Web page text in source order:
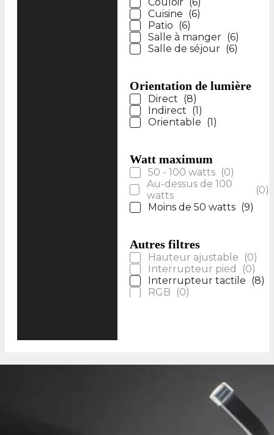
Cuisine (6)
Patio (6)
Salle à manger (6)
Salle de séjour (6)
Orientation de lumière
Direct (8)
Indirect (1)
Orientable (1)
Watt maximum
50 - 100 watts (0)
Au-dessus de 100
watts
(0)
Moins de 50 watts (9)
Autres filtres
Hauteur ajustable (0)
Interrupteur pied
(0)
Interrupteur tactile (8)
RGB
(0)